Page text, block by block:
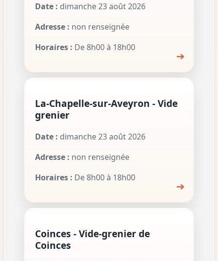
Date : dimanche 23 août 2026
Adresse : non renseignée
Horaires : De 8h00 à 18h00
➔
La-Chapelle-sur-Aveyron - Vide
grenier
Date : dimanche 23 août 2026
Adresse : non renseignée
Horaires : De 8h00 à 18h00
➔
Coinces - Vide-grenier de
Coinces